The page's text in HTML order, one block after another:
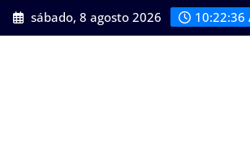
Saltar
al
sábado, 8 agosto 2026 10:22:37